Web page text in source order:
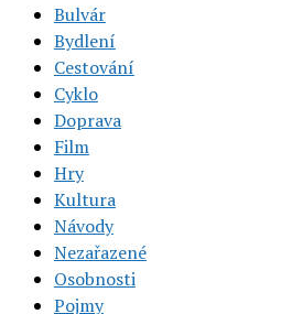
Bulvár
Bydlení
Cestování
Cyklo
Doprava
Film
Hry
Kultura
Návody
Nezařazené
Osobnosti
Pojmy